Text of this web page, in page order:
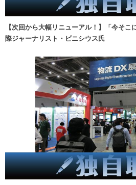
【次回から大幅リニューアル！】「今そ
際ジャーナリスト・ビニシウス氏